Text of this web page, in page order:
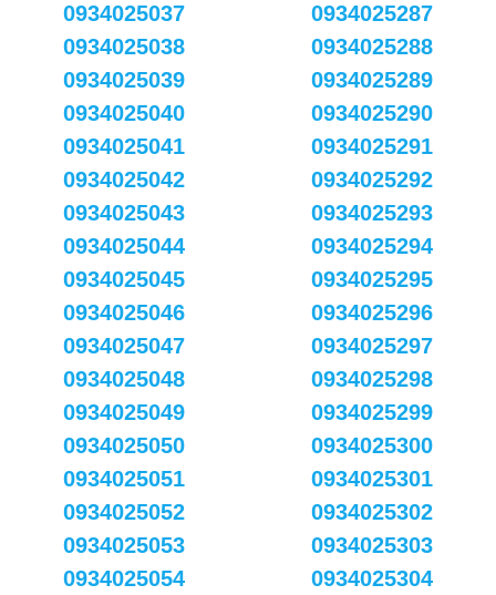
0934025037
0934025038
0934025039
0934025040
0934025041
0934025042
0934025043
0934025044
0934025045
0934025046
0934025047
0934025048
0934025049
0934025050
0934025051
0934025052
0934025053
0934025054
0934025287
0934025288
0934025289
0934025290
0934025291
0934025292
0934025293
0934025294
0934025295
0934025296
0934025297
0934025298
0934025299
0934025300
0934025301
0934025302
0934025303
0934025304